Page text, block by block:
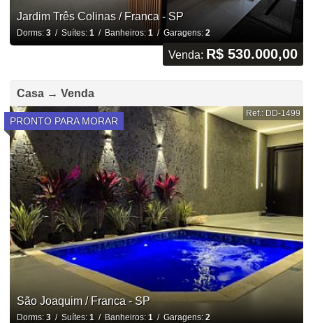
Jardim Três Colinas / Franca - SP
Dorms: 3/ Suítes: 1/ Banheiros: 1/ Garagens: 2
Venda: R$ 530.000,00
Casa → Venda
PRONTO PARA MORAR
Ref.: DD-1499
São Joaquim / Franca - SP
Dorms: 3/ Suítes: 1/ Banheiros: 1/ Garagens: 2